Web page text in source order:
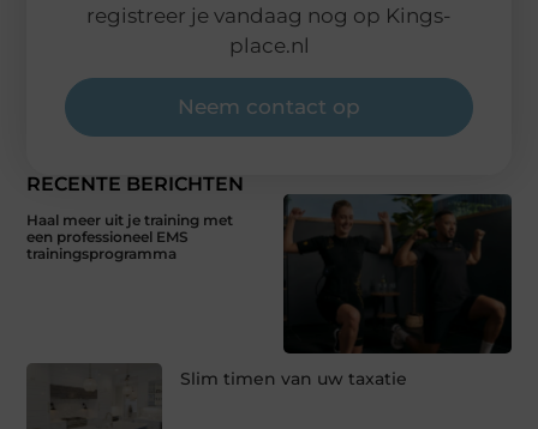
RECENTE BERICHTEN
Haal meer uit je training met
een professioneel EMS
trainingsprogramma
Slim timen van uw taxatie
registreer je vandaag nog op Kings-
place.nl
Neem contact op